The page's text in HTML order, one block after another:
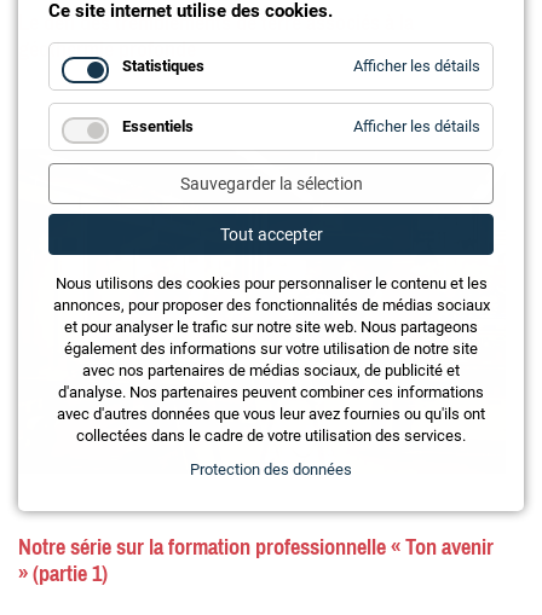
Le défi des tremblements de terre associés à la
géothermie profonde
Notre série sur la formation professionnelle « Ton avenir
» (partie 1)
Ce site internet utilise des cookies.
Statistiques Afficher les détails
Essentiels Afficher les détails
Sauvegarder la sélection
Tout accepter
Nous utilisons des cookies pour personnaliser le contenu et les
annonces, pour proposer des fonctionnalités de médias sociaux
et pour analyser le trafic sur notre site web. Nous partageons
également des informations sur votre utilisation de notre site
avec nos partenaires de médias sociaux, de publicité et
d'analyse. Nos partenaires peuvent combiner ces informations
avec d'autres données que vous leur avez fournies ou qu'ils ont
collectées dans le cadre de votre utilisation des services.
Protection des données